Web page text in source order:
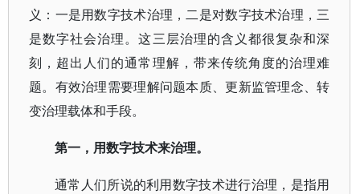
义：一是用数字技术治理，二是对数字技术治理，三
是数字社会治理。这三层治理的含义都很复杂和深
刻，超出人们的通常理解，带来传统角度的治理难
题。有效治理需要理解问题本质、更新监管理念、转
变治理载体和手段。
第一，用数字技术来治理。
通常人们所说的利用数字技术进行治理，是指用